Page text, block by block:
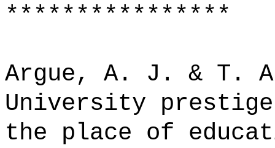
****************
Argue, A. J. & T.
University
the place of